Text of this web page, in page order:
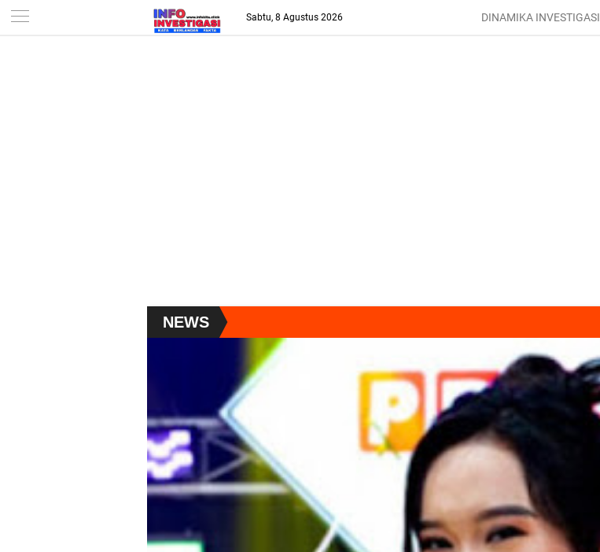
-->
Sabtu, 8 Agustus 2026 DINAMIKA INVESTIGASI
NEWS